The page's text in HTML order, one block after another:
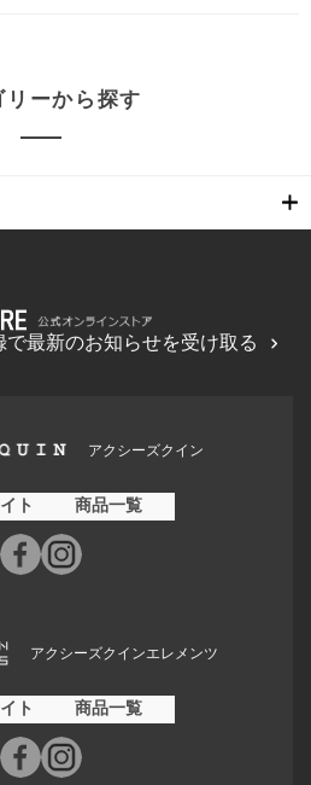
リーから探す
最新のお知らせを受け取る
アクシーズクイン
ト 商品一覧
アクシーズクインエレメンツ
ト 商品一覧